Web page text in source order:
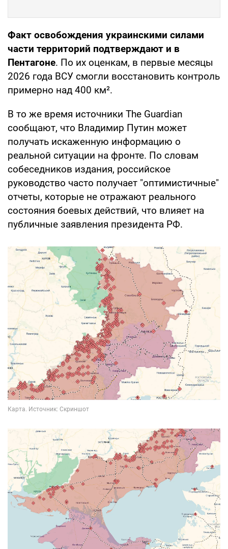
Факт освобождения украинскими силами
части территорий подтверждают и в
Пентагоне. По их оценкам, в первые месяцы
2026 года ВСУ смогли восстановить контроль
примерно над 400 км².
В то же время источники The Guardian
сообщают, что Владимир Путин может
получать искаженную информацию о
реальной ситуации на фронте. По словам
собеседников издания, российское
руководство часто получает "оптимистичные"
отчеты, которые не отражают реального
состояния боевых действий, что влияет на
публичные заявления президента РФ.